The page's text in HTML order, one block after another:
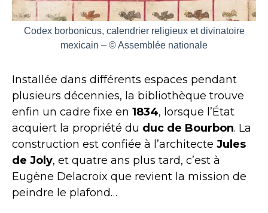
Codex borbonicus, calendrier religieux et divinatoire
mexicain – © Assemblée nationale
Installée dans différents espaces pendant
plusieurs décennies, la bibliothèque trouve
enfin un cadre fixe en 1834, lorsque l’État
acquiert la propriété du duc de Bourbon. La
construction est confiée à l’architecte Jules
de Joly, et quatre ans plus tard, c’est à
Eugène Delacroix que revient la mission de
peindre le plafond…